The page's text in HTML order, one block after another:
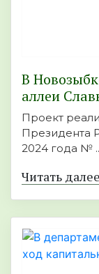
В
аллеи
Проект
Президента
2024 года №
Читать далее